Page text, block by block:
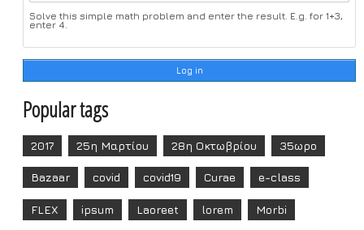
Solve this simple math problem and enter the result. E.g. for 1+3,
enter 4.
Popular tags
2017 25η Μαρτίου 28η Οκτωβρίου 35ωρο
Bazaar covid covid19 Curae e-class
FLEX ipsum Laoreet lorem Morbi